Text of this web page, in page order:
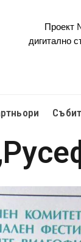
Проект
дигитално